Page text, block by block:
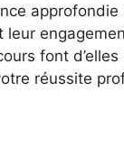
leur
font
réussite